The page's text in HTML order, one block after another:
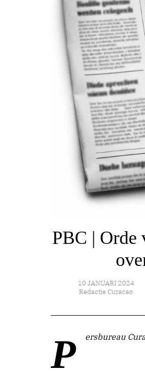
PBC | Orde
10 JANUARI 2024
Redactie Curacao
Persbureau